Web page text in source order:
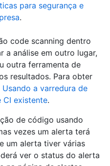
para segurança e
.
code scanning dentro
a análise em outro lugar,
outra ferramenta de
resultados. Para obter
Usando a varredura de
CI existente.
de código usando
vezes um alerta terá
um alerta tiver várias
ver o status do alerta